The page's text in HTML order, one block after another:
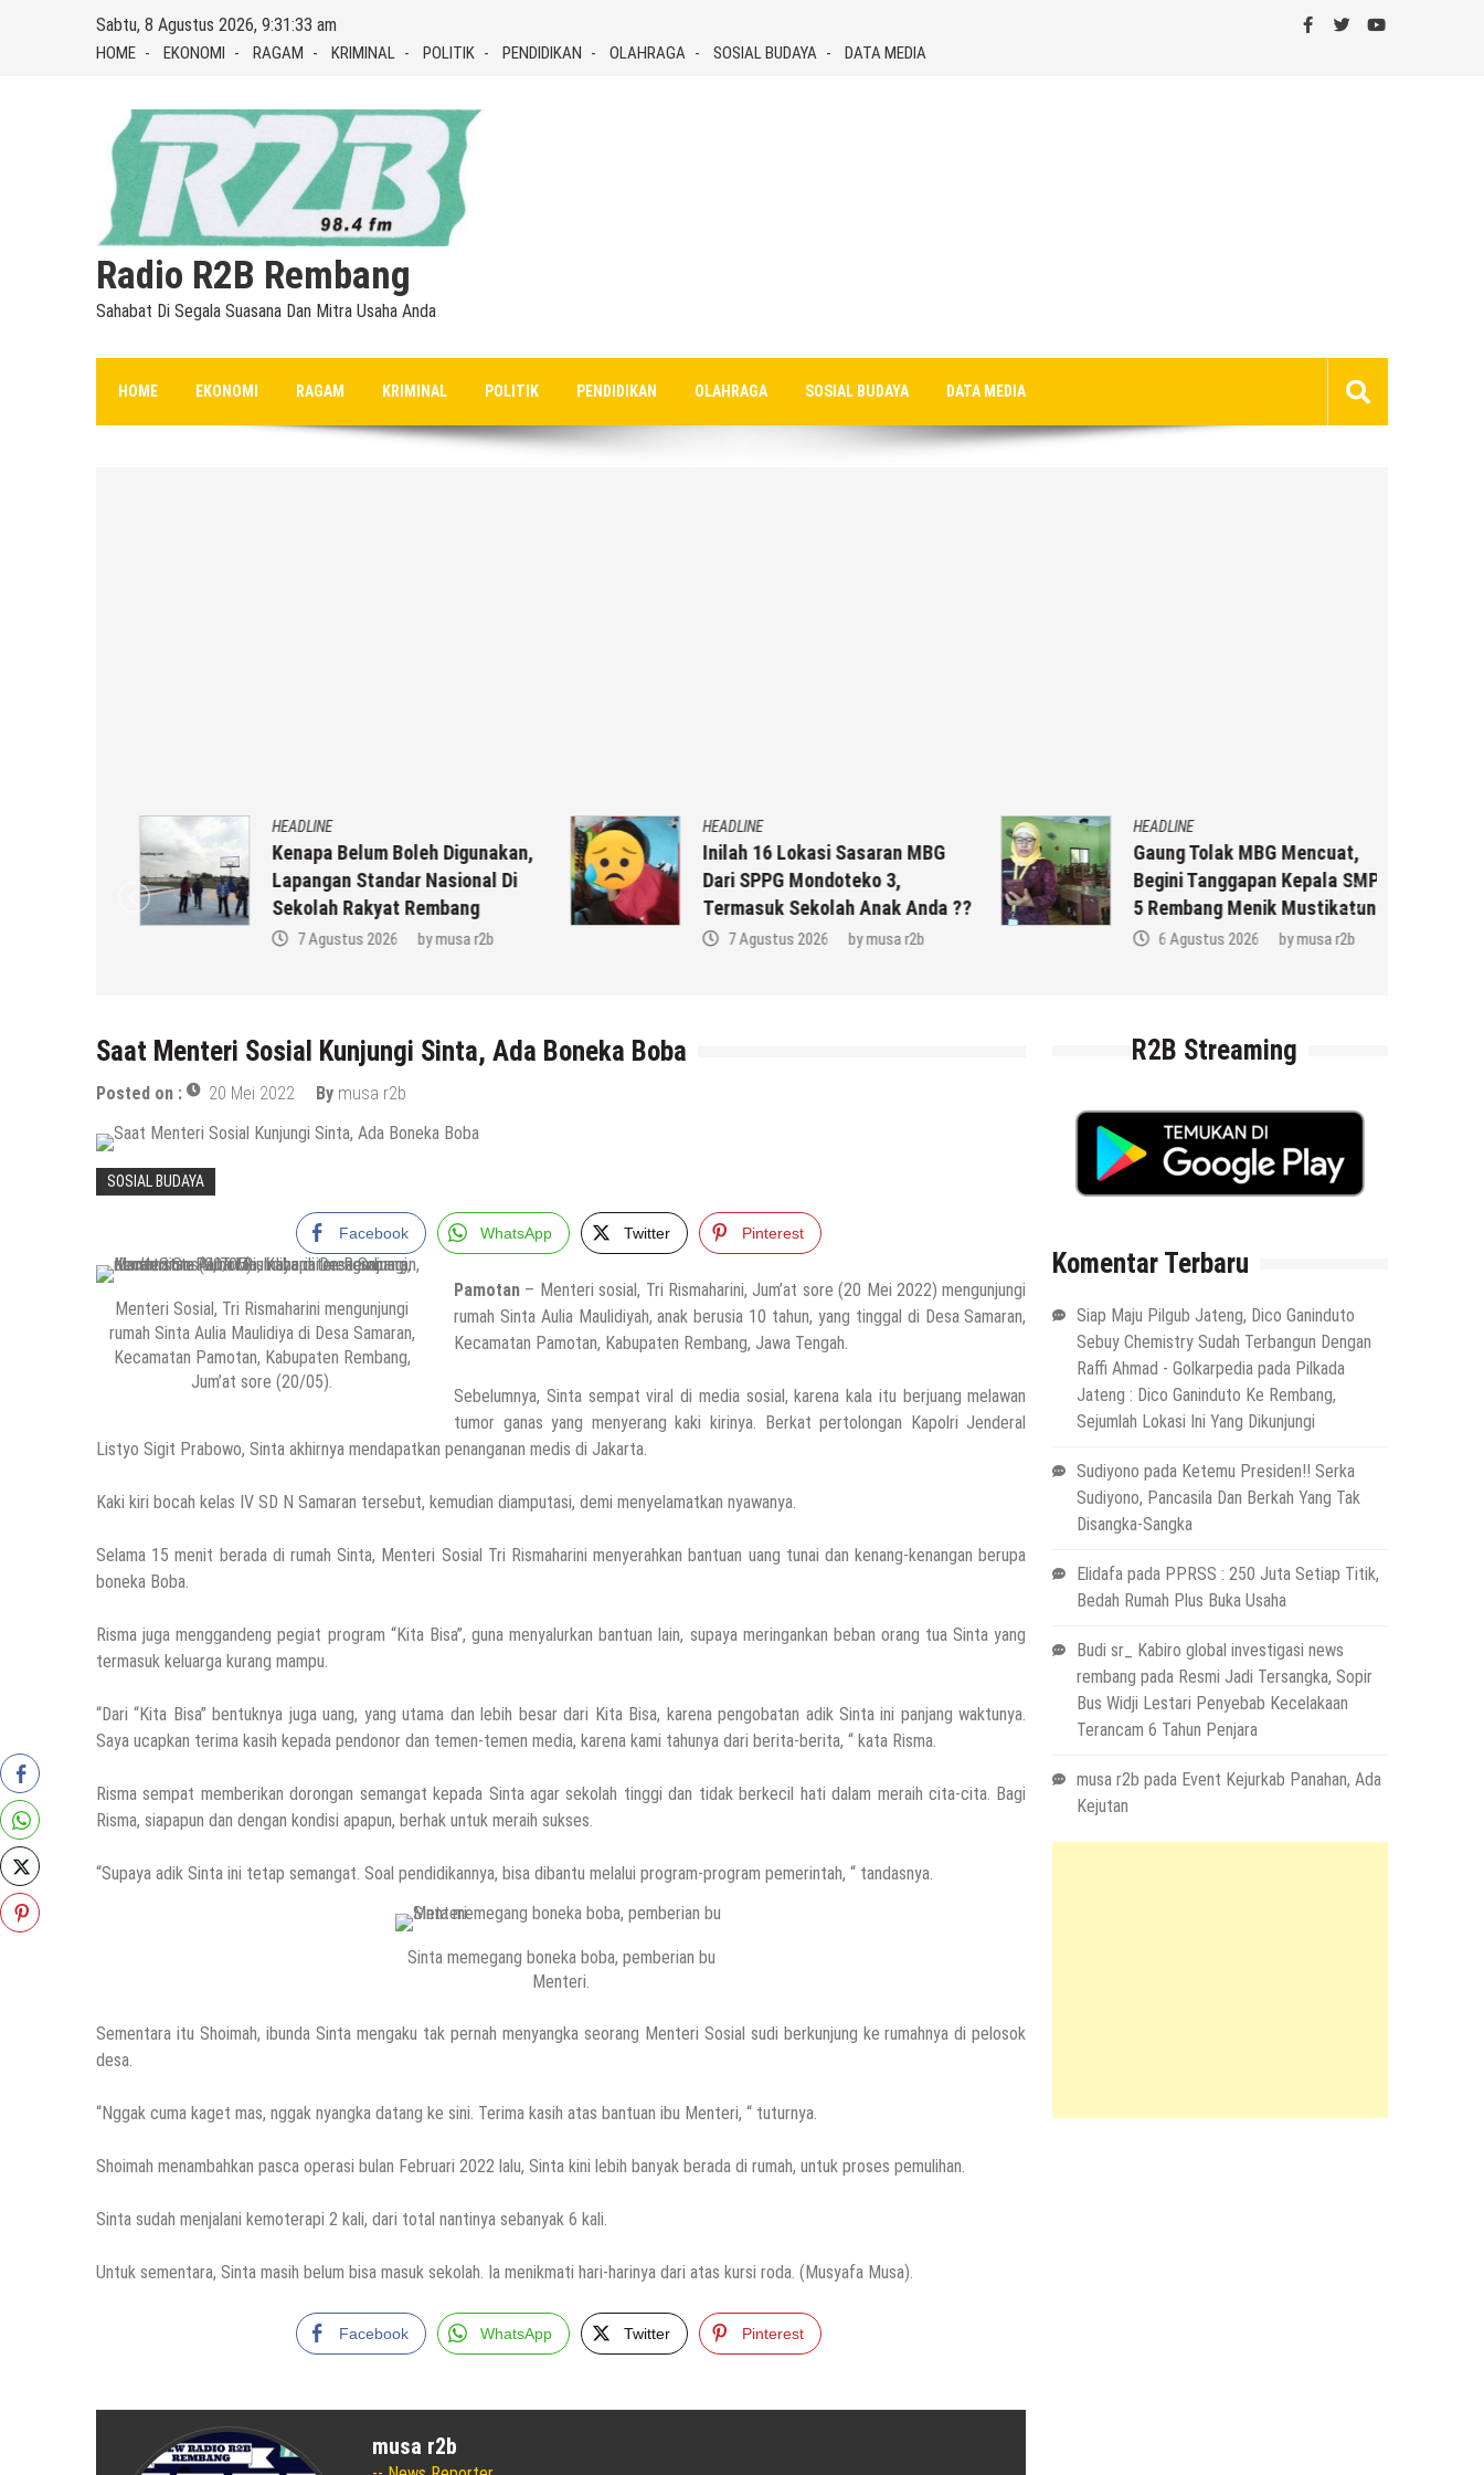
Sabtu, 8 Agustus 2026, 9:31:33 am
HOME EKONOMI RAGAM KRIMINAL POLITIK PENDIDIKAN OLAHRAGA SOSIAL BUDAYA DATA MEDIA
Radio R2B Rembang
Sahabat Di Segala Suasana Dan Mitra Usaha Anda
HOME EKONOMI RAGAM KRIMINAL POLITIK PENDIDIKAN OLAHRAGA SOSIAL BUDAYA DATA MEDIA
HEADLINE
Kenapa Belum Boleh Digunakan,
Lapangan Standar Nasional Di
Sekolah Rakyat Rembang
7 Agustus 2026 by musa r2b
HEADLINE
Inilah 16 Lokasi Sasaran MBG
Dari SPPG Mondoteko 3,
Termasuk Sekolah Anak Anda ??
7 Agustus 2026 by musa r2b
HEADLINE
Gaung Tolak MBG Mencuat,
Begini Tanggapan Kepala SMP N
5 Rembang Menik Mustikatun
6 Agustus 2026 by musa r2b
Saat Menteri Sosial Kunjungi Sinta, Ada Boneka Boba
Posted on : 20 Mei 2022 By musa r2b
SOSIAL BUDAYA
Facebook WhatsApp Twitter Pinterest
Menteri Sosial, Tri Rismaharini mengunjungi
rumah Sinta Aulia Maulidiya di Desa Samaran,
Kecamatan Pamotan, Kabupaten Rembang,
Jum’at sore (20/05).
Pamotan – Menteri sosial, Tri Rismaharini, Jum’at sore (20 Mei 2022) mengunjungi
rumah Sinta Aulia Maulidiyah, anak berusia 10 tahun, yang tinggal di Desa Samaran,
Kecamatan Pamotan, Kabupaten Rembang, Jawa Tengah.
Sebelumnya, Sinta sempat viral di media sosial, karena kala itu berjuang melawan
tumor ganas yang menyerang kaki kirinya. Berkat pertolongan Kapolri Jenderal
Listyo Sigit Prabowo, Sinta akhirnya mendapatkan penanganan medis di Jakarta.
Kaki kiri bocah kelas IV SD N Samaran tersebut, kemudian diamputasi, demi menyelamatkan nyawanya.
Selama 15 menit berada di rumah Sinta, Menteri Sosial Tri Rismaharini menyerahkan bantuan uang tunai dan kenang-kenangan berupa
boneka Boba.
Risma juga menggandeng pegiat program “Kita Bisa”, guna menyalurkan bantuan lain, supaya meringankan beban orang tua Sinta yang
termasuk keluarga kurang mampu.
“Dari “Kita Bisa” bentuknya juga uang, yang utama dan lebih besar dari Kita Bisa, karena pengobatan adik Sinta ini panjang waktunya.
Saya ucapkan terima kasih kepada pendonor dan temen-temen media, karena kami tahunya dari berita-berita, “ kata Risma.
Risma sempat memberikan dorongan semangat kepada Sinta agar sekolah tinggi dan tidak berkecil hati dalam meraih cita-cita. Bagi
Risma, siapapun dan dengan kondisi apapun, berhak untuk meraih sukses.
“Supaya adik Sinta ini tetap semangat. Soal pendidikannya, bisa dibantu melalui program-program pemerintah, “ tandasnya.
Sinta memegang boneka boba, pemberian bu
Menteri.
Sementara itu Shoimah, ibunda Sinta mengaku tak pernah menyangka seorang Menteri Sosial sudi berkunjung ke rumahnya di pelosok
desa.
“Nggak cuma kaget mas, nggak nyangka datang ke sini. Terima kasih atas bantuan ibu Menteri, “ tuturnya.
Shoimah menambahkan pasca operasi bulan Februari 2022 lalu, Sinta kini lebih banyak berada di rumah, untuk proses pemulihan.
Sinta sudah menjalani kemoterapi 2 kali, dari total nantinya sebanyak 6 kali.
Untuk sementara, Sinta masih belum bisa masuk sekolah. Ia menikmati hari-harinya dari atas kursi roda. (Musyafa Musa).
Facebook WhatsApp Twitter Pinterest
musa r2b
R2B Streaming
Komentar Terbaru
Siap Maju Pilgub Jateng, Dico Ganinduto
Sebuy Chemistry Sudah Terbangun Dengan
Raffi Ahmad - Golkarpediapada Pilkada
Jateng : Dico Ganinduto Ke Rembang,
Sejumlah Lokasi Ini Yang Dikunjungi
Sudiyono pada Ketemu Presiden!! Serka
Sudiyono, Pancasila Dan Berkah Yang Tak
Disangka-Sangka
Elidafapada PPRSS : 250 Juta Setiap Titik,
Bedah Rumah Plus Buka Usaha
Budi sr_ Kabiro global investigasi news
rembang pada Resmi Jadi Tersangka, Sopir
Bus Widji Lestari Penyebab Kecelakaan
Terancam 6 Tahun Penjara
musa r2b pada Event Kejurkab Panahan, Ada
Kejutan